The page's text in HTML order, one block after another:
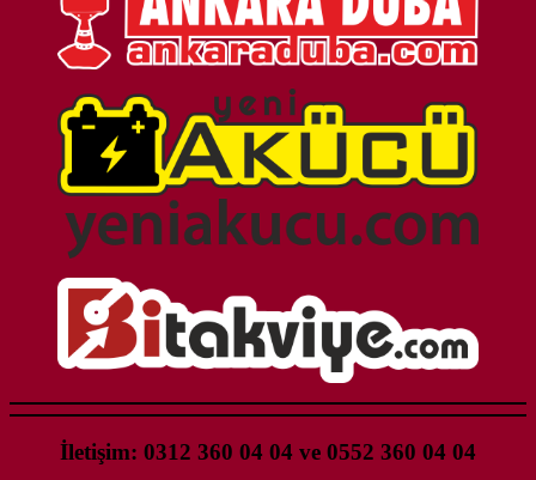
İletişim: 0312 360 04 04 ve 0552 360 04 04